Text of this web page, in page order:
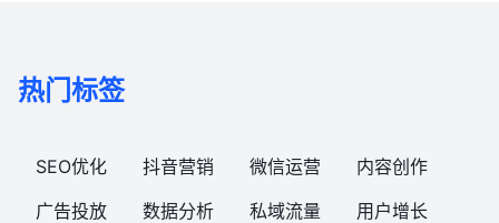
热门标签
SEO优化 抖音营销 微信运营
内容创作
广告投放
数据分析 私域流量
用户增长